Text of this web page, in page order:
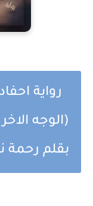
رواية
(الوجه
بقلم رحمة